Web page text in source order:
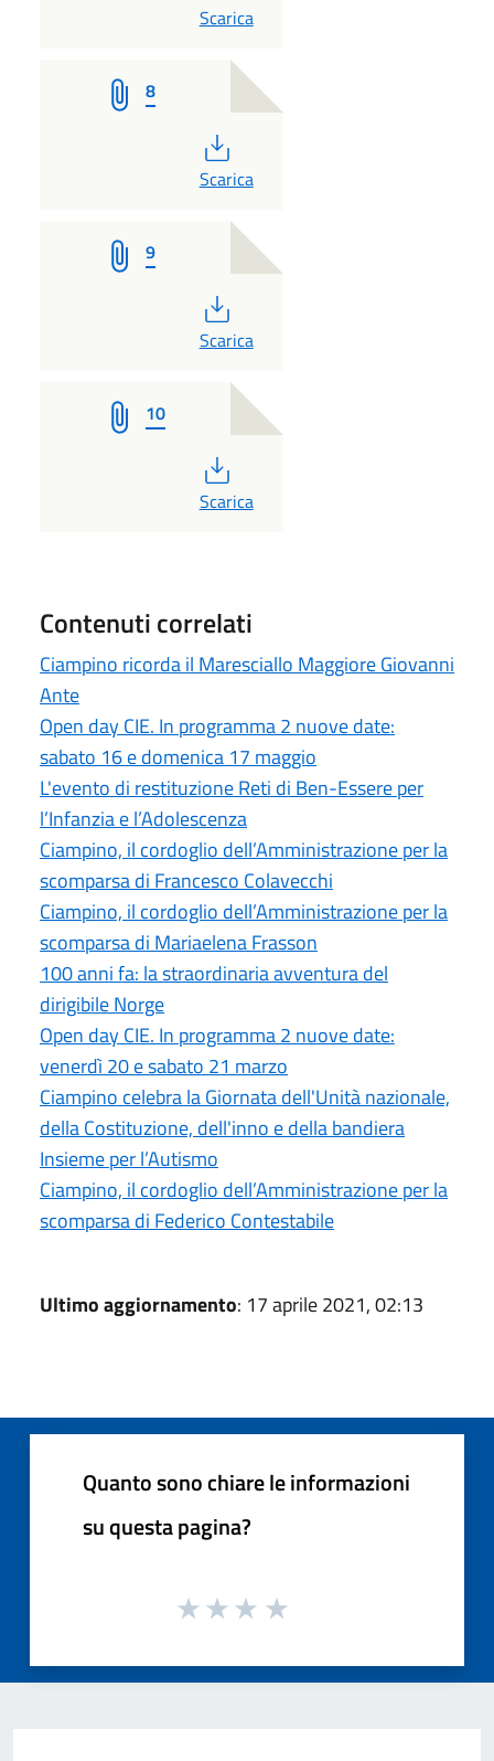
PDF
Scarica
8
PDF
Scarica
9
PDF
Scarica
10
PDF
Scarica
Contenuti correlati
Ciampino ricorda il Maresciallo Maggiore Giovanni
Ante
Open day CIE. In programma 2 nuove date:
sabato 16 e domenica 17 maggio
L'evento di restituzione Reti di Ben-Essere per
l’Infanzia e l’Adolescenza
Ciampino, il cordoglio dell’Amministrazione per la
scomparsa di Francesco Colavecchi
Ciampino, il cordoglio dell’Amministrazione per la
scomparsa di Mariaelena Frasson
100 anni fa: la straordinaria avventura del
dirigibile Norge
Open day CIE. In programma 2 nuove date:
venerdì 20 e sabato 21 marzo
Ciampino celebra la Giornata dell'Unità nazionale,
della Costituzione, dell'inno e della bandiera
Insieme per l’Autismo
Ciampino, il cordoglio dell’Amministrazione per la
scomparsa di Federico Contestabile
Ultimo aggiornamento: 17 aprile 2021, 02:13
Quanto sono chiare le informazioni
su questa pagina?